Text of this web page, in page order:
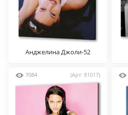
Анджелина Джоли-52
7084 (Арт: 81017)